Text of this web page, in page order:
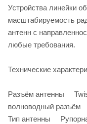
Устройства линейки
масштабируемость
антенн с
любые требования.
Технические
Разъём антенны
волноводный разъём
Тип антенны